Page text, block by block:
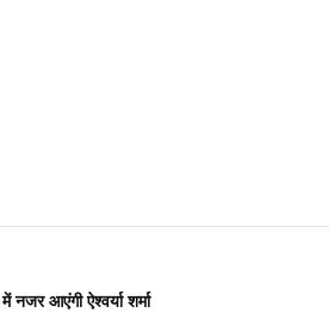
आएंगी ऐश्वर्या शर्मा